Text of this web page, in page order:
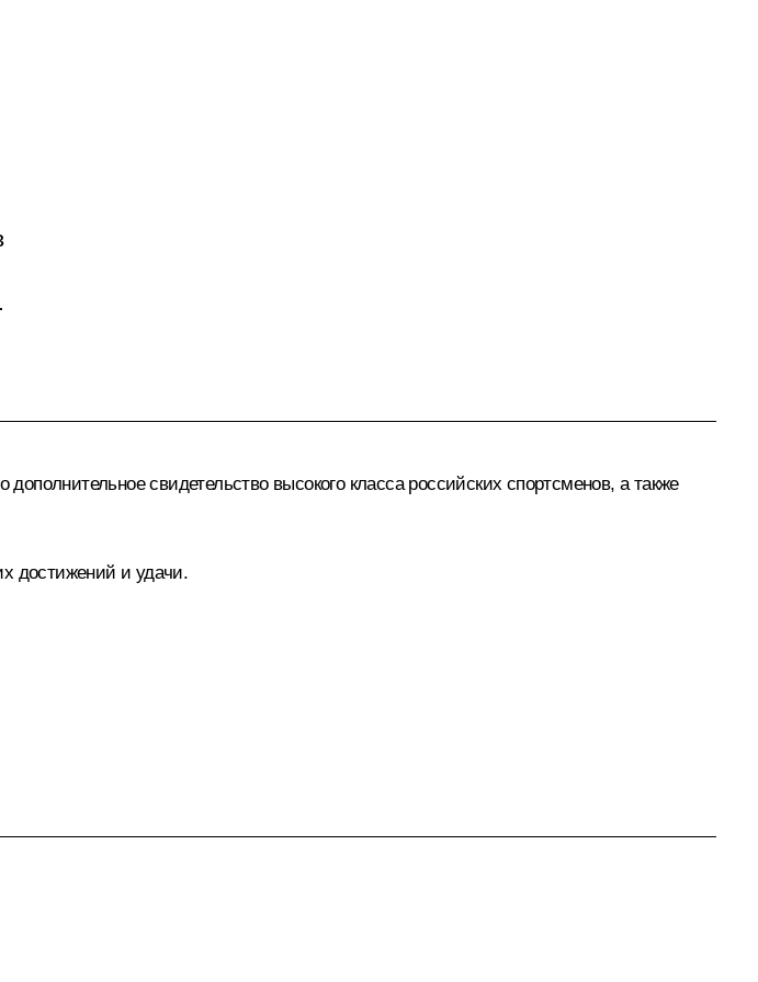
свидетельство высокого класса российских спортсменов, а также
достижений и удачи.